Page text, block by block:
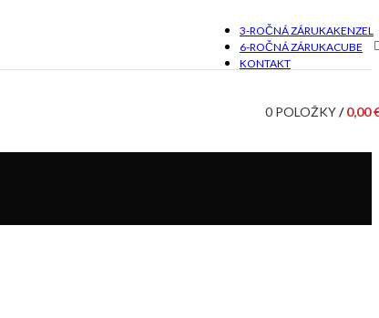
3-ROČNÁ ZÁRUKAKENZEL
6-ROČNÁ ZÁRUKACUBE
KONTAKT
0 POLOŽKY/ 0,00